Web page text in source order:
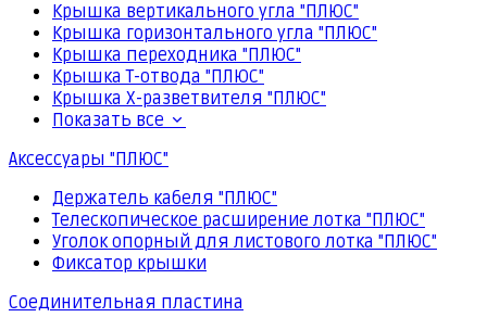
Крышка вертикального угла "ПЛЮС"
Крышка горизонтального угла "ПЛЮС"
Крышка переходника "ПЛЮС"
Крышка Т-отвода "ПЛЮС"
Крышка Х-разветвителя "ПЛЮС"
Показать все
Аксессуары "ПЛЮС"
Держатель кабеля "ПЛЮС"
Телескопическое расширение лотка "ПЛЮС"
Уголок опорный для листового лотка "ПЛЮС"
Фиксатор крышки
Соединительная пластина